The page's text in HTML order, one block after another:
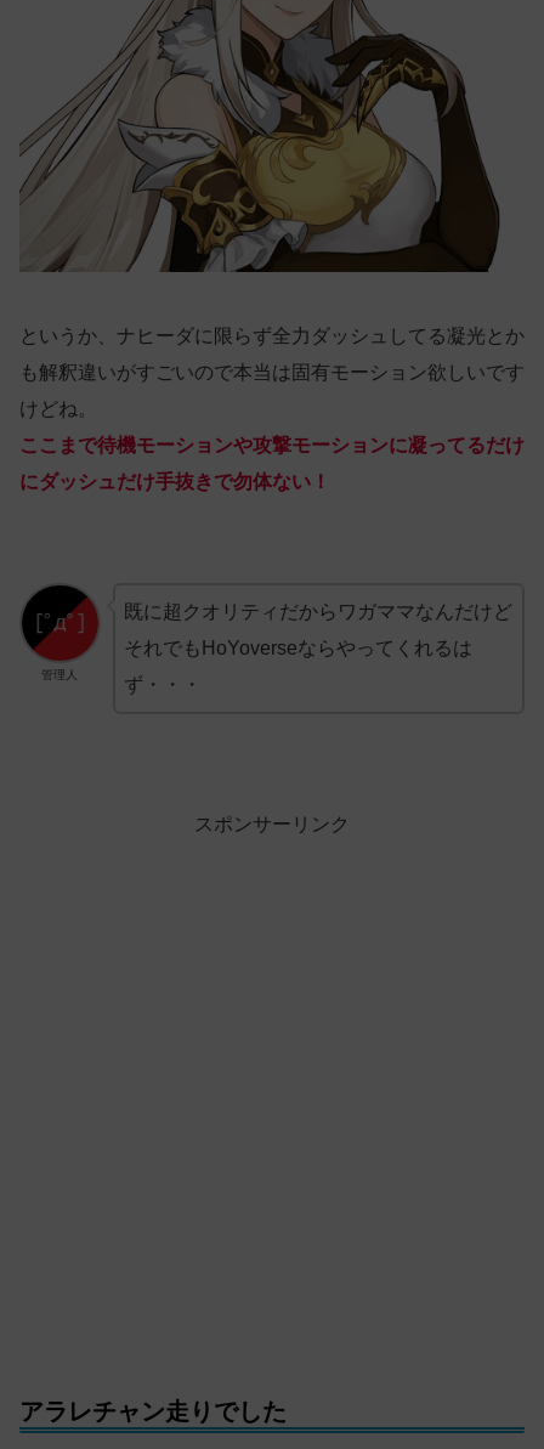
というか、ナヒーダに限らず全力ダッシュしてる凝光とか
も解釈違いがすごいので本当は固有モーション欲しいです
けどね。
ここまで待機モーションや攻撃モーションに凝ってるだけ
にダッシュだけ手抜きで勿体ない！
管理人
既に超クオリティだからワガママなんだけど
それでもHoYoverseならやってくれるは
ず・・・
スポンサーリンク
アラレチャン走りでした